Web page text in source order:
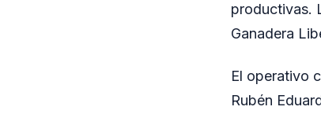
productivas.
Ganadera
El operativo
Rubén